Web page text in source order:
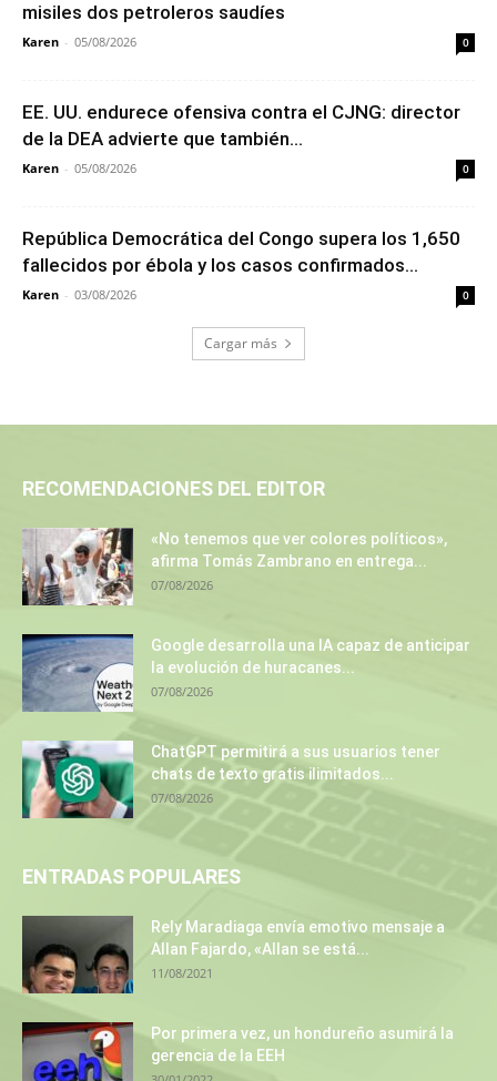
misiles dos petroleros saudíes
Karen - 05/08/2026 0
EE. UU. endurece ofensiva contra el CJNG: director
de la DEA advierte que también...
Karen - 05/08/2026 0
República Democrática del Congo supera los 1,650
fallecidos por ébola y los casos confirmados...
Karen - 03/08/2026 0
Cargar más
RECOMENDACIONES DEL EDITOR
«No tenemos que ver colores políticos»,
afirma Tomás Zambrano en entrega...
07/08/2026
Google desarrolla una IA capaz de anticipar
la evolución de huracanes...
07/08/2026
ChatGPT permitirá a sus usuarios tener
chats de texto gratis ilimitados...
07/08/2026
ENTRADAS POPULARES
Rely Maradiaga envía emotivo mensaje a
Allan Fajardo, «Allan se está...
11/08/2021
Por primera vez, un hondureño asumirá la
gerencia de la EEH